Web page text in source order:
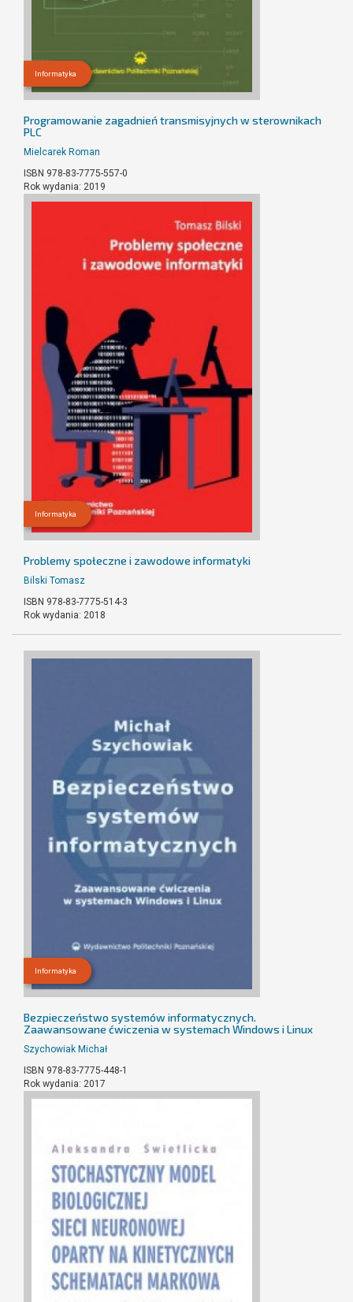
Informatyka
Programowanie zagadnień transmisyjnych w sterownikach
PLC
Mielcarek Roman
ISBN 978-83-7775-557-0
Rok wydania: 2019
Informatyka
Problemy społeczne i zawodowe informatyki
Bilski Tomasz
ISBN 978-83-7775-514-3
Rok wydania: 2018
Informatyka
Bezpieczeństwo systemów informatycznych.
Zaawansowane ćwiczenia w systemach Windows i Linux
Szychowiak Michał
ISBN 978-83-7775-448-1
Rok wydania: 2017